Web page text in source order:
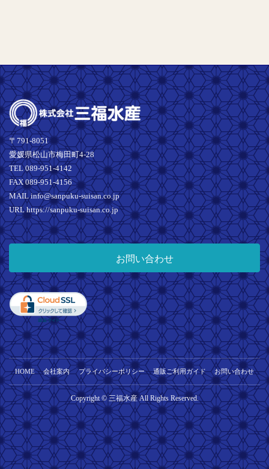
〒791-8051
愛媛県松山市梅田町4-28
TEL 089-951-4142
FAX 089-951-4156
MAIL info@sanpuku-suisan.co.jp
URL https://sanpuku-suisan.co.jp
お問い合わせ
HOME 会社案内 プライバシーポリシー 通販ご利用ガイド お問い合わせ
Copyright © 三福水産 All Rights Reserved.